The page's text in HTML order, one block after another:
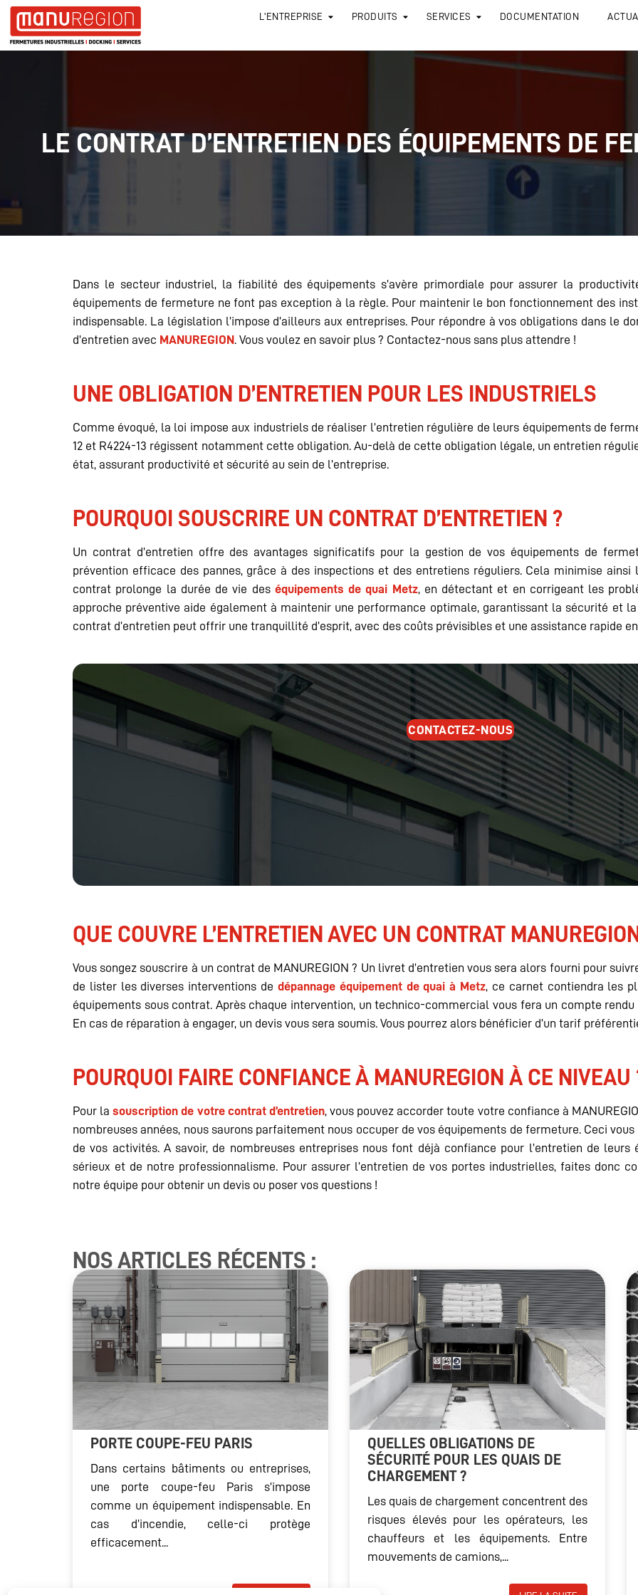
L'ENTREPRISE PRODUITS SERVICES DOCUMENTATION
LE CONTRAT D’ENTRETIEN DES ÉQUIPEMENTS DE
Dans le secteur industriel, la fiabilité des équipements s’avère primordiale pour assurer la
équipements de fermeture ne font pas exception à la règle. Pour maintenir le bon fonctionnement des
indispensable. La législation l’impose d’ailleurs aux entreprises. Pour répondre à vos obligations dans le
d’entretien avec MANUREGION . Vous voulez en savoir plus ? Contactez-nous sans plus attendre !
UNE OBLIGATION D’ENTRETIEN POUR LES INDUSTRIELS
Comme évoqué, la loi impose aux industriels de réaliser l’entretien régulière de leurs équipements de
12 et R4224-13 régissent notamment cette obligation. Au-delà de cette obligation légale, un entretien
état, assurant productivité et sécurité au sein de l’entreprise.
POURQUOI SOUSCRIRE UN CONTRAT D’ENTRETIEN ?
Un contrat d’entretien offre des avantages significatifs pour la gestion de vos équipements de
prévention efficace des pannes, grâce à des inspections et des entretiens réguliers. Cela minimise
contrat prolonge la durée de vie des équipements de quai Metz, en détectant et en corrigeant les
approche préventive aide également à maintenir une performance optimale, garantissant la sécurité et
contrat d’entretien peut offrir une tranquillité d’esprit, avec des coûts prévisibles et une assistance rapide
CONTACTEZ-NOUS
QUE COUVRE L’ENTRETIEN AVEC UN CONTRAT
Vous songez souscrire à un contrat de MANUREGION ? Un livret d’entretien vous sera alors fourni pour
de lister les diverses interventions de dépannage équipement de quai à Metz, ce carnet contiendra les
équipements sous contrat. Après chaque intervention, un technico-commercial vous fera un compte
En cas de réparation à engager, un devis vous sera soumis. Vous pourrez alors bénéficier d’un tarif
POURQUOI FAIRE CONFIANCE À MANUREGION À CE NIVEAU
Pour lasouscription de votre contrat d’entretien, vous pouvez accorder toute votre confiance à
nombreuses années, nous saurons parfaitement nous occuper de vos équipements de fermeture. Ceci
de vos activités. A savoir, de nombreuses entreprises nous font déjà confiance pour l’entretien de
sérieux et de notre professionnalisme. Pour assurer l’entretien de vos portes industrielles, faites donc
notre équipe pour obtenir un devis ou poser vos questions !
NOS ARTICLES RÉCENTS :
PORTE COUPE-FEU PARIS
Dans certains bâtiments ou entreprises,
une porte coupe-feu Paris s’impose
comme un équipement indispensable. En
cas d’incendie, celle-ci protège
efficacement...
QUELLES OBLIGATIONS DE
SÉCURITÉ POUR LES QUAIS DE
CHARGEMENT ?
Les quais de chargement concentrent des
risques élevés pour les opérateurs, les
chauffeurs et les équipements. Entre
mouvements de camions,...